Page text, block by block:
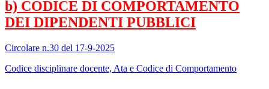
b) CODICE DI COMPORTAMENTO
DEI DIPENDENTI PUBBLICI
Circolare n.30 del 17-9-2025
Codice disciplinare docente, Ata e Codice di Comportamento